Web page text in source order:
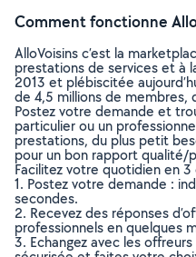
Comment fonctionne
AlloVoisins c’est la
prestations de services et à
2013 et plébiscitée
de 4,5 millions de
Postez votre demande et
particulier ou un
prestations, du plus petit
pour un bon rapport qualité/
Facilitez votre quotidien en
1. Postez votre demande :
secondes.
2. Recevez des réponses
professionnels en quelques
3. Echangez avec les